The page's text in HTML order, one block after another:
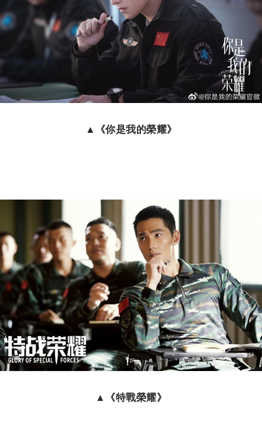
▲《你是我的榮耀》
▲《特戰榮耀》